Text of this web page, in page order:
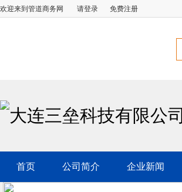
欢迎来到管道商务网 请登录 免费注册
大连三垒科技有限公司
首页 公司简介 企业新闻